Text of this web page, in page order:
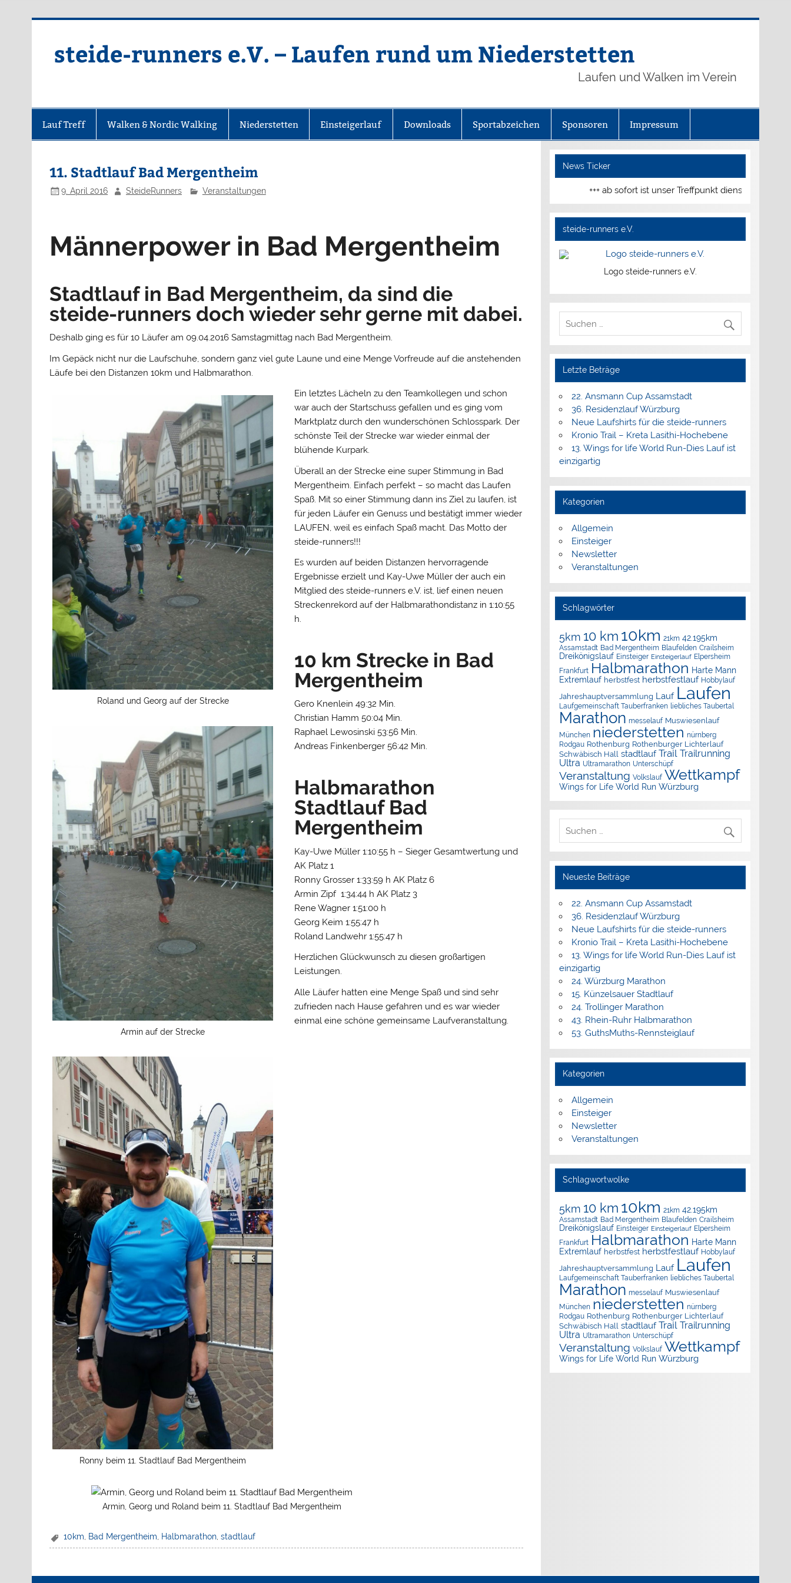
steide-runners e.V. – Laufen rund um Niederstetten
Laufen und Walken im Verein
Lauf Treff Walken & Nordic Walking Niederstetten Einsteigerlauf Downloads Sportabzeichen Sponsoren Impressum
11. Stadtlauf Bad Mergentheim
9. April 2016 SteideRunners Veranstaltungen
Männerpower in Bad Mergentheim
Stadtlauf in Bad Mergentheim, da sind die
steide-runners doch wieder sehr gerne mit dabei.
Deshalb ging es für 10 Läufer am 09.04.2016 Samstagmittag nach Bad Mergentheim.
Im Gepäck nicht nur die Laufschuhe, sondern ganz viel gute Laune und eine Menge Vorfreude auf die anstehenden
Läufe bei den Distanzen 10km und Halbmarathon.
Roland und Georg auf der Strecke
Armin auf der Strecke
Ein letztes Lächeln zu den Teamkollegen und schon
war auch der Startschuss gefallen und es ging vom
Marktplatz durch den wunderschönen Schlosspark. Der
schönste Teil der Strecke war wieder einmal der
blühende Kurpark.
Überall an der Strecke eine super Stimmung in Bad
Mergentheim. Einfach perfekt – so macht das Laufen
Spaß. Mit so einer Stimmung dann ins Ziel zu laufen, ist
für jeden Läufer ein Genuss und bestätigt immer wieder
LAUFEN, weil es einfach Spaß macht. Das Motto der
steide-runners!!!
Es wurden auf beiden Distanzen hervorragende
Ergebnisse erzielt und Kay-Uwe Müller der auch ein
Mitglied des steide-runners e.V. ist, lief einen neuen
Streckenrekord auf der Halbmarathondistanz in 1:10:55
h.
Ronny beim 11. Stadtlauf Bad Mergentheim
10 km Strecke in Bad
Mergentheim
Gero Knenlein 49:32 Min.
Christian Hamm 50:04 Min.
Raphael Lewosinski 53:56 Min.
Andreas Finkenberger 56:42 Min.
Halbmarathon
Stadtlauf Bad
Mergentheim
Kay-Uwe Müller 1:10:55 h – Sieger Gesamtwertung und
AK Platz 1
Ronny Grosser 1:33:59 h AK Platz 6
Armin Zipf 1:34:44 h AK Platz 3
Rene Wagner 1:51:00 h
Georg Keim 1:55:47 h
Roland Landwehr 1:55:47 h
Herzlichen Glückwunsch zu diesen großartigen
Leistungen.
Alle Läufer hatten eine Menge Spaß und sind sehr
zufrieden nach Hause gefahren und es war wieder
einmal eine schöne gemeinsame Laufveranstaltung.
Armin, Georg und Roland beim 11. Stadtlauf Bad Mergentheim
10km Bad Mergentheim Halbmarathon ,stadtlauf
News Ticker
+++ ab sofort ist unser Treffpunkt dienstags und
steide-runners e.V.
Logo steide-runners e.V.
Letzte Beträge
22. Ansmann Cup Assamstadt
36. Residenzlauf Würzburg
Neue Laufshirts für die steide-runners
Kronio Trail – Kreta Lasithi-Hochebene
13. Wings for life World Run-Dies Lauf ist
einzigartig
Kategorien
Allgemein
Einsteiger
Newsletter
Veranstaltungen
Schlagwörter
5km 10 km 10km 21km 42.195km
Assamstadt Bad Mergentheim Blaufelden Crailsheim
Dreikönigslauf Einsteiger Einsteigerlauf Elpersheim
Frankfurt Halbmarathon Harte Mann
Extremlauf herbstfest herbstfestlauf Hobbylauf
Jahreshauptversammlung Lauf Laufen
Laufgemeinschaft Tauberfranken liebliches Taubertal
Marathon messelauf Muswiesenlauf
München niederstetten nürnberg
Rodgau Rothenburg Rothenburger Lichterlauf
Schwäbisch Hall stadtlauf Trail Trailrunning
Ultra Ultramarathon Unterschüpf
Veranstaltung Volkslauf Wettkampf
Wings for Life World Run Würzburg
Neueste Beiträge
22. Ansmann Cup Assamstadt
36. Residenzlauf Würzburg
Neue Laufshirts für die steide-runners
Kronio Trail – Kreta Lasithi-Hochebene
13. Wings for life World Run-Dies Lauf ist
einzigartig
24. Würzburg Marathon
15. Künzelsauer Stadtlauf
24. Trollinger Marathon
43. Rhein-Ruhr Halbmarathon
53. GuthsMuths-Rennsteiglauf
Kategorien
Allgemein
Einsteiger
Newsletter
Veranstaltungen
Schlagwortwolke
5km 10 km 10km 21km 42.195km
Assamstadt Bad Mergentheim Blaufelden Crailsheim
Dreikönigslauf Einsteiger Einsteigerlauf Elpersheim
Frankfurt Halbmarathon Harte Mann
Extremlauf herbstfest herbstfestlauf Hobbylauf
Jahreshauptversammlung Lauf Laufen
Laufgemeinschaft Tauberfranken liebliches Taubertal
Marathon messelauf Muswiesenlauf
München niederstetten nürnberg
Rodgau Rothenburg Rothenburger Lichterlauf
Schwäbisch Hall stadtlauf Trail Trailrunning
Ultra Ultramarathon Unterschüpf
Veranstaltung Volkslauf Wettkampf
Wings for Life World Run Würzburg